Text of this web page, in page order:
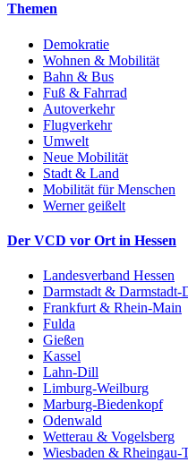
Themen
Demokratie
Wohnen & Mobilität
Bahn & Bus
Fuß & Fahrrad
Autoverkehr
Flugverkehr
Umwelt
Neue Mobilität
Stadt & Land
Mobilität für Menschen
Werner geißelt
Der VCD vor Ort in Hessen
Landesverband Hessen
Darmstadt & Darmstadt-
Frankfurt & Rhein-Main
Fulda
Gießen
Kassel
Lahn-Dill
Limburg-Weilburg
Marburg-Biedenkopf
Odenwald
Wetterau & Vogelsberg
Wiesbaden & Rheingau-